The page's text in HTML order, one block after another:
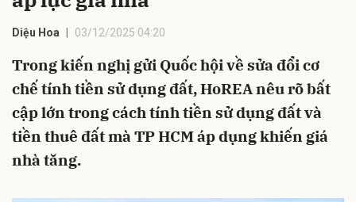
Diệu Hoa 03/12/2025 04:20
Trong kiến nghị gửi Quốc hội về sửa đổi cơ
chế tính tiền sử dụng đất, HoREA nêu rõ bất
cập lớn trong cách tính tiền sử dụng đất và
tiền thuê đất mà TP HCM áp dụng khiến giá
nhà tăng.
Hủy